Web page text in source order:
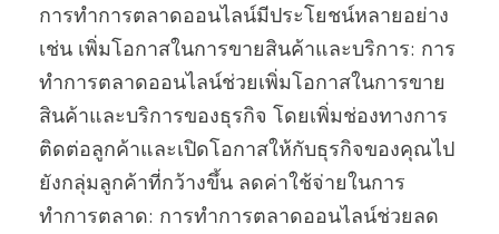
การทำการตลาดออนไลน์มีประโยชน์หลายอย่าง
เช่น เพิ่มโอกาสในการขายสินค้าและบริการ: การ
ทำการตลาดออนไลน์ช่วยเพิ่มโอกาสในการขาย
สินค้าและบริการของธุรกิจ โดยเพิ่มช่องทางการ
ติดต่อลูกค้าและเปิดโอกาสให้กับธุรกิจของคุณไป
ยังกลุ่มลูกค้าที่กว้างขึ้น ลดค่าใช้จ่ายในการ
ทำการตลาด: การทำการตลาดออนไลน์ช่วยลด